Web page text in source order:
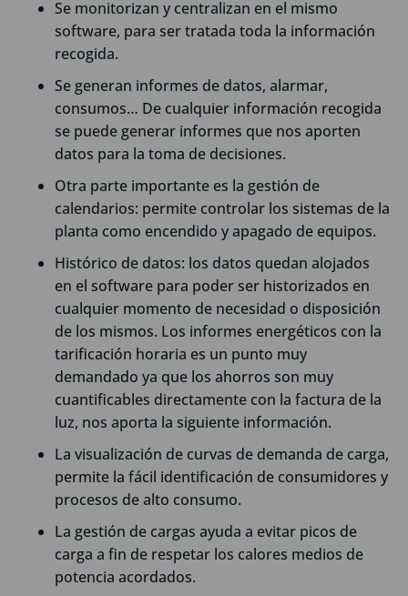
Se monitorizan y centralizan en el mismo
software, para ser tratada toda la información
recogida.
Se generan informes de datos, alarmar,
consumos… De cualquier información recogida
se puede generar informes que nos aporten
datos para la toma de decisiones.
Otra parte importante es la gestión de
calendarios: permite controlar los sistemas de la
planta como encendido y apagado de equipos.
Histórico de datos: los datos quedan alojados
en el software para poder ser historizados en
cualquier momento de necesidad o disposición
de los mismos. Los informes energéticos con la
tarificación horaria es un punto muy
demandado ya que los ahorros son muy
cuantificables directamente con la factura de la
luz, nos aporta la siguiente información.
La visualización de curvas de demanda de carga,
permite la fácil identificación de consumidores y
procesos de alto consumo.
La gestión de cargas ayuda a evitar picos de
carga a fin de respetar los calores medios de
potencia acordados.